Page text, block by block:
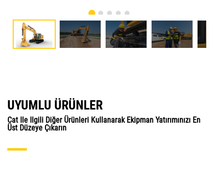
UYUMLU ÜRÜNLER
Cat Ile Ilgili Diğer Ürünleri Kullanarak Ekipman Yatırımınızı En
Üst Düzeye Çıkarın